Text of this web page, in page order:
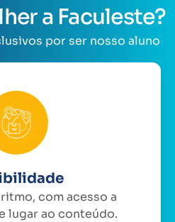
a Faculeste?
por ser nosso aluno
com acesso a
lugar ao conteúdo.